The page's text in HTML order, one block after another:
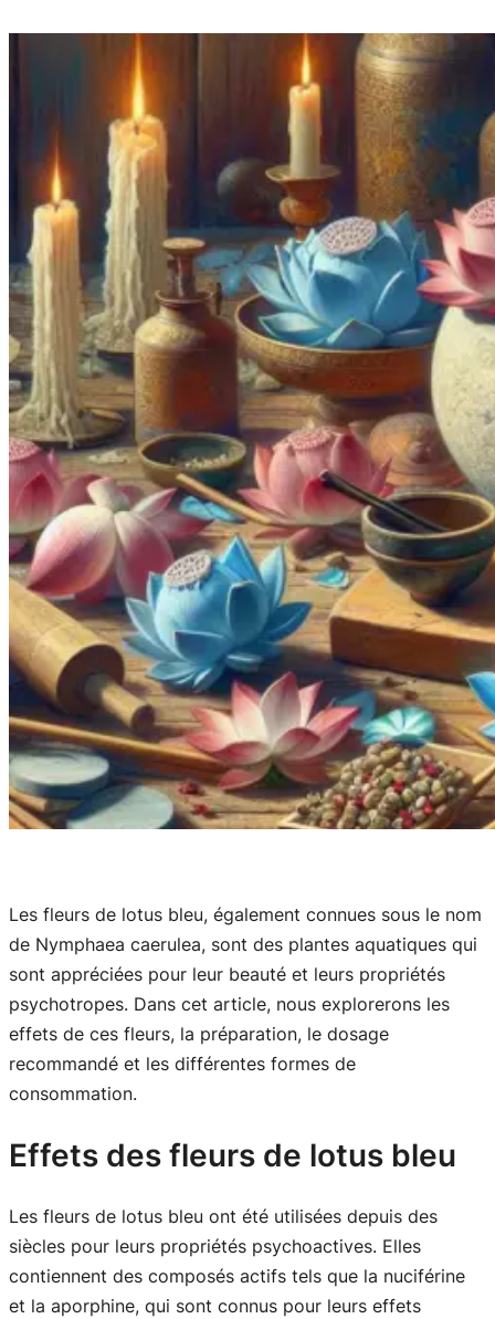
Les fleurs de lotus bleu, également connues sous le nom
de Nymphaea caerulea, sont des plantes aquatiques qui
sont appréciées pour leur beauté et leurs propriétés
psychotropes. Dans cet article, nous explorerons les
effets de ces fleurs, la préparation, le dosage
recommandé et les différentes formes de
consommation.
Effets des fleurs de lotus bleu
Les fleurs de lotus bleu ont été utilisées depuis des
siècles pour leurs propriétés psychoactives. Elles
contiennent des composés actifs tels que la nuciférine
et la aporphine, qui sont connus pour leurs effets